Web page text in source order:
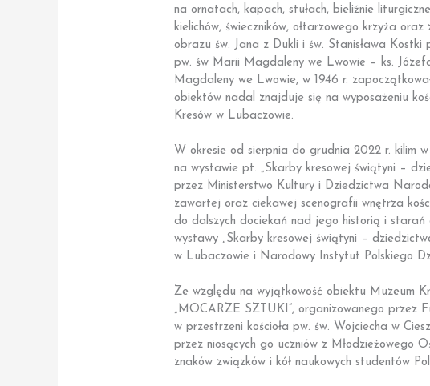
na ornatach, kapach, stułach, bieliźnie
kielichów, świeczników, ołtarzowego krzyża
obrazu św. Jana z Dukli i św. Stanisława
pw. św Marii Magdaleny we Lwowie – ks.
Magdaleny we Lwowie, w 1946 r.
obiektów nadal znajduje się na wyposażeniu
Kresów w Lubaczowie.
W okresie od sierpnia do grudnia 2022 r. kilim
na wystawie pt. „Skarby kresowej świątyni –
przez Ministerstwo Kultury i Dziedzictwa
zawartej oraz ciekawej scenografii wnętrza
do dalszych dociekań nad jego historią i
wystawy „Skarby kresowej świątyni –
w Lubaczowie i Narodowy Instytut Polskiego
Ze względu na wyjątkowość obiektu Muzeum
„MOCARZE SZTUKI”, organizowanego przez
w przestrzeni kościoła pw. św. Wojciecha w
przez niosących go uczniów z Młodzieżowego
znaków związków i kół naukowych studentów